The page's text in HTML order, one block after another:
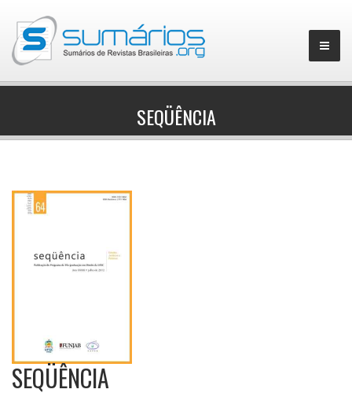
▼
SEQÜÊNCIA
SEQÜÊNCIA